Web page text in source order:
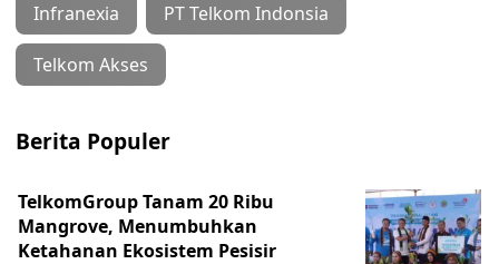
Infranexia PT Telkom Indonsia
Telkom Akses
Berita Populer
TelkomGroup Tanam 20 Ribu
Mangrove, Menumbuhkan
Ketahanan Ekosistem Pesisir